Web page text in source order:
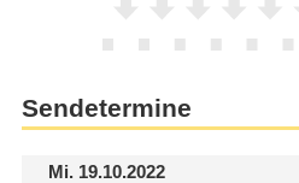
Sendetermine
Mi.19.10.2022